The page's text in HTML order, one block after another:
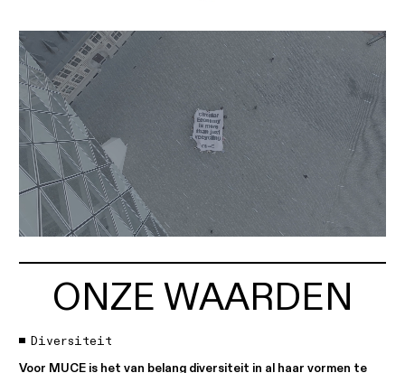
ONZE WAARDEN
Diversiteit
Voor MUCE is het van belang diversiteit in al haar vormen te